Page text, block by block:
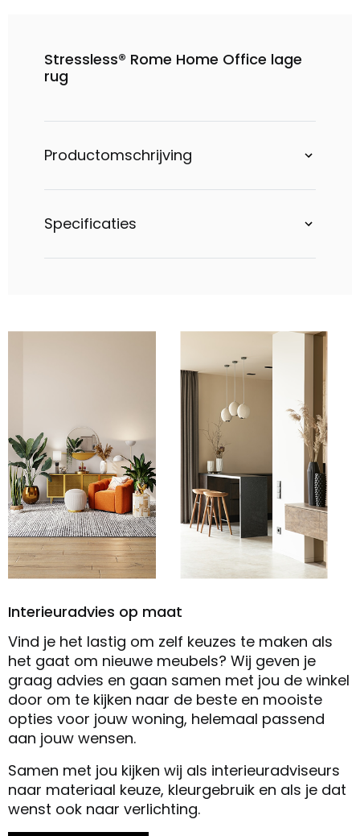
Stressless® Rome Home Office lage
rug
Productomschrijving
Specificaties
Interieuradvies op maat
Vind je het lastig om zelf keuzes te maken als
het gaat om nieuwe meubels? Wij geven je
graag advies en gaan samen met jou de winkel
door om te kijken naar de beste en mooiste
opties voor jouw woning, helemaal passend
aan jouw wensen.
Samen met jou kijken wij als interieuradviseurs
naar materiaal keuze, kleurgebruik en als je dat
wenst ook naar verlichting.